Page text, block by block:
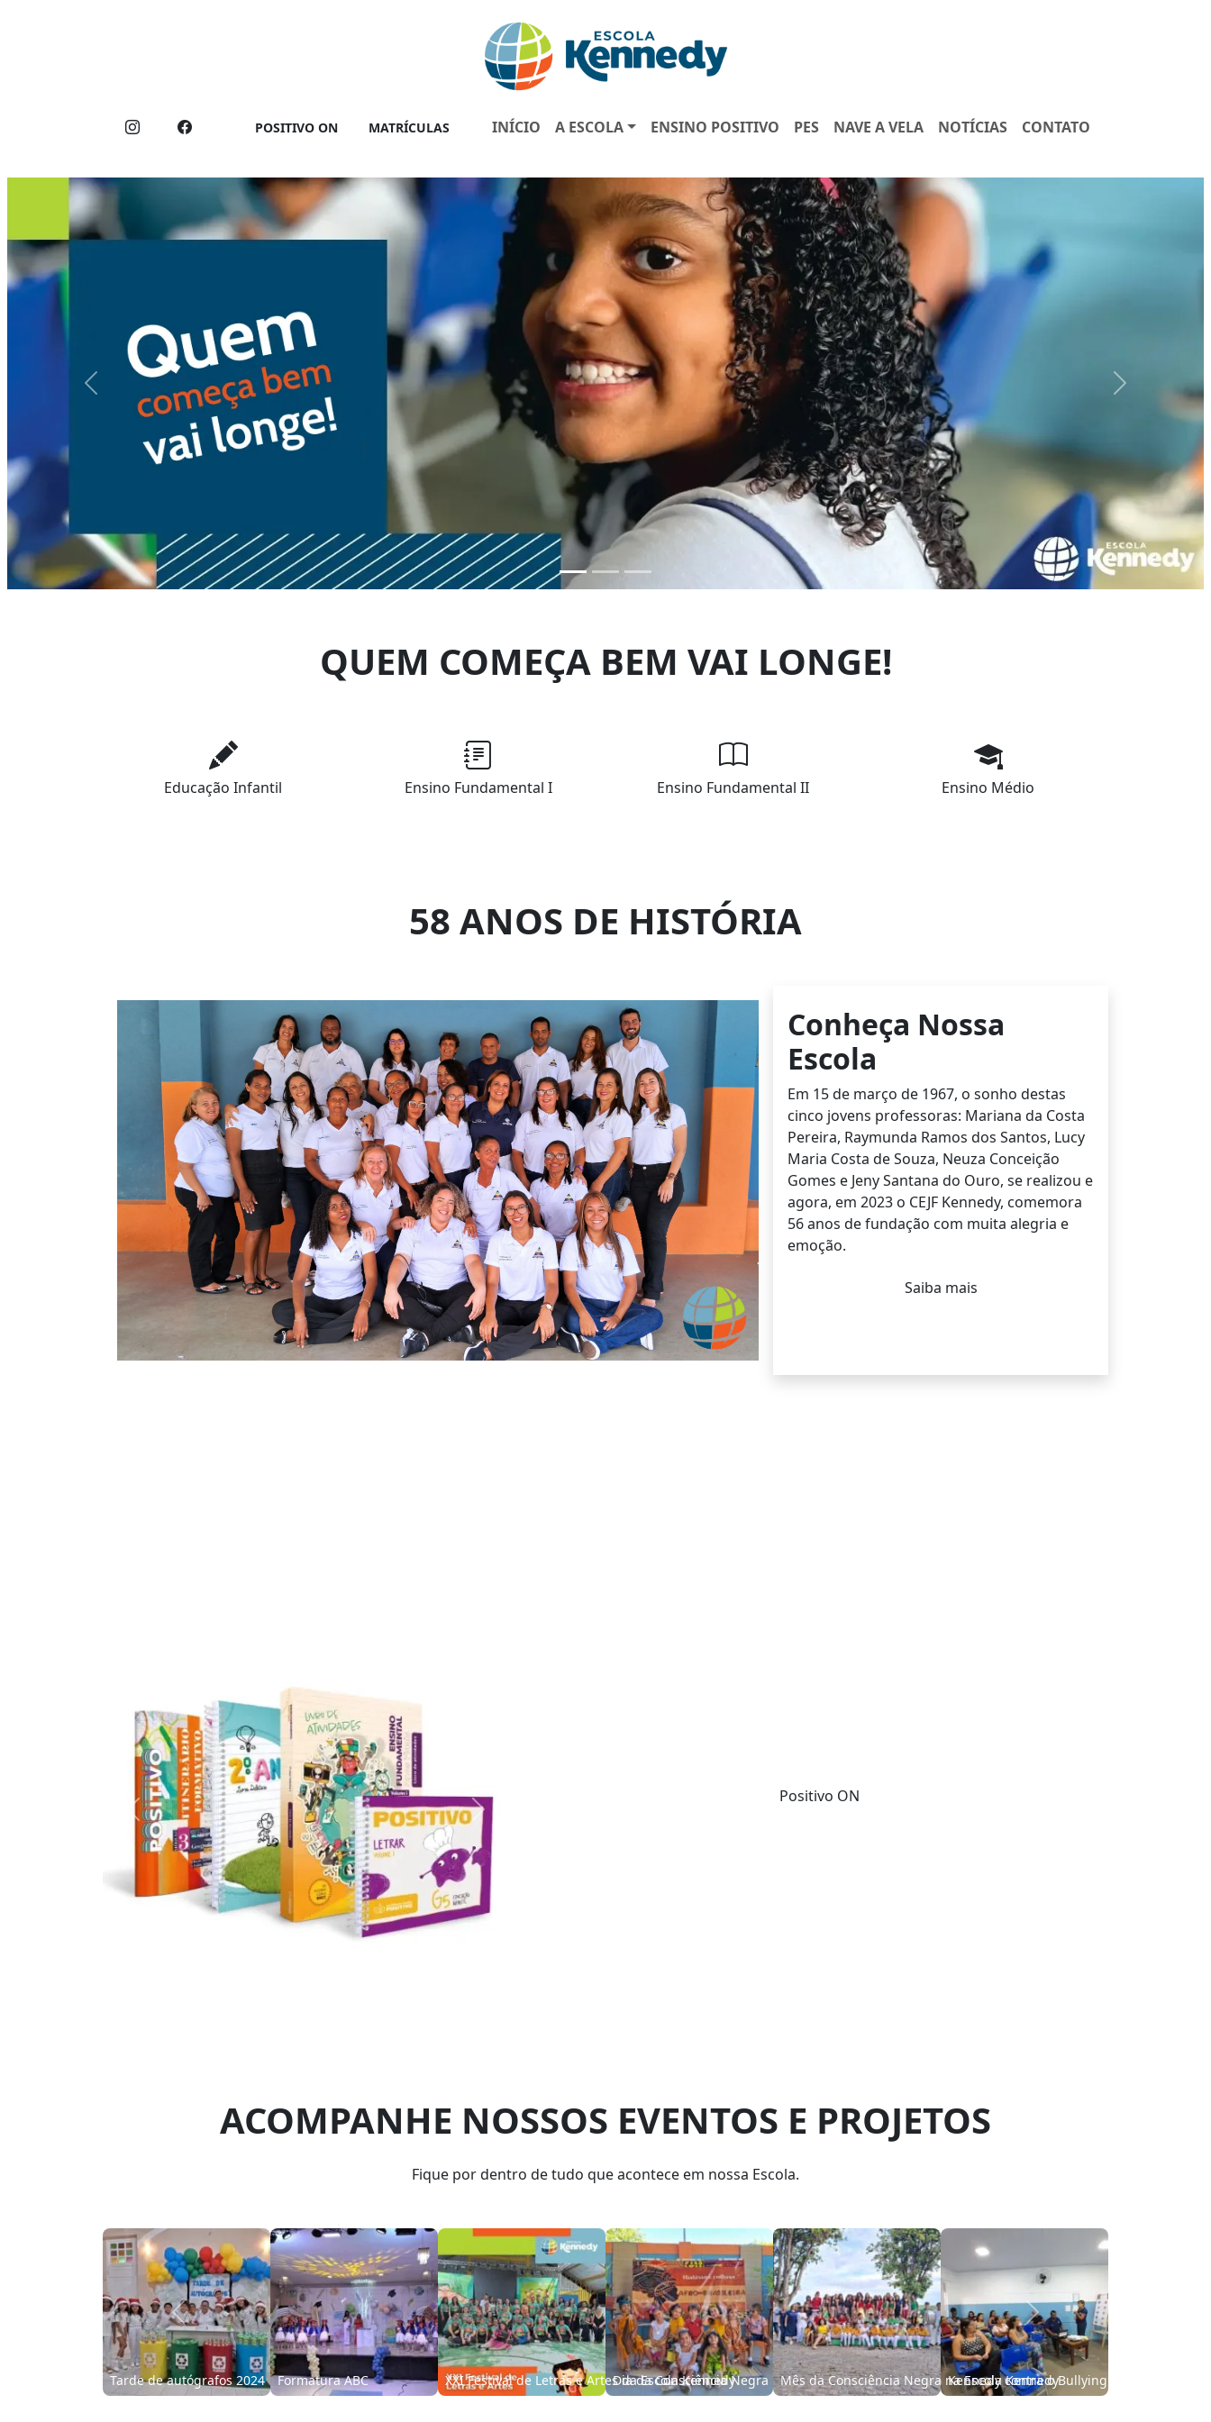
POSITIVO ON MATRÍCULAS INÍCIO A ESCOLA ENSINO POSITIVO PES NAVE A VELA NOTÍCIAS CONTATO
Previous Next
QUEM COMEÇA BEM VAI LONGE!
Educação Infantil Ensino Fundamental I Ensino Fundamental II Ensino Médio
58 ANOS DE HISTÓRIA
Conheça Nossa
Escola
Em 15 de março de 1967, o sonho destas
cinco jovens professoras: Mariana da Costa
Pereira, Raymunda Ramos dos Santos, Lucy
Maria Costa de Souza, Neuza Conceição
Gomes e Jeny Santana do Ouro, se realizou e
agora, em 2023 o CEJF Kennedy, comemora
56 anos de fundação com muita alegria e
emoção.
Saiba mais
Previous Next
Positivo ON
ACOMPANHE NOSSOS EVENTOS E PROJETOS
Fique por dentro de tudo que acontece em nossa Escola.
Halloween Kennedy Dia do Cabelo Maluco XXVII Gincana Cultural e Recreativa – 2024
Previous Next